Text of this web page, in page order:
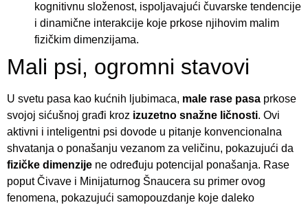
kognitivnu složenost, ispoljavajući čuvarske tendencije
i dinamične interakcije koje prkose njihovim malim
fizičkim dimenzijama.
Mali psi, ogromni stavovi
U svetu pasa kao kućnih ljubimaca, male rase pasa prkose
svojoj sićušnoj građi kroz izuzetno snažne ličnosti. Ovi
aktivni i inteligentni psi dovode u pitanje konvencionalna
shvatanja o ponašanju vezanom za veličinu, pokazujući da
fizičke dimenzije ne određuju potencijal ponašanja. Rase
poput Čivave i Minijaturnog Šnaucera su primer ovog
fenomena, pokazujući samopouzdanje koje daleko